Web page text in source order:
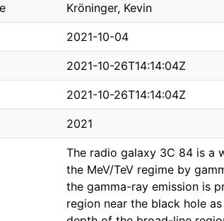
Kröninger, Kevin
2021-10-04
2021-10-26T14:14:04Z
2021-10-26T14:14:04Z
2021
The radio galaxy 3C 84 is a
the MeV/TeV regime by
the gamma-ray emission is
region near the black hole